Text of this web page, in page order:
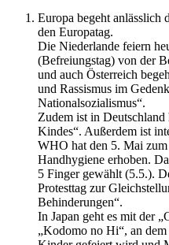
Europa begeht anlässlich
den Europatag.
Die Niederlande feiern
(Befreiungstag) von der
und auch Österreich
und Rassismus im
Nationalsozialismus“.
Zudem ist in Deutschland
Kindes“. Außerdem ist
WHO hat den 5. Mai
Handhygiene erhoben.
5 Finger gewählt (5.5.).
Protesttag zur
Behinderungen“.
In Japan geht es mit der
„Kodomo no Hi“, an